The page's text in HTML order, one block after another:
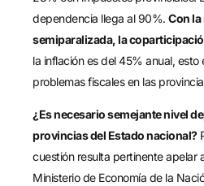
dependencia llega al 90%. Con la
semiparalizada, la
la inflación es del 45% anual,
problemas fiscales en las
¿Es necesario semejante nivel
provincias del Estado nacional?
cuestión resulta pertinente apelar
Ministerio de Economía de la